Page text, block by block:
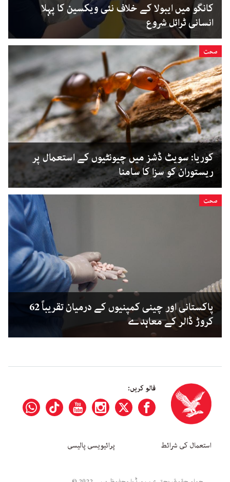
کانگو میں ایبولا کے خلاف نئی ویکسین کا پہلا
انسانی ٹرائل شروع
صحت
کوریا: سویٹ ڈشز میں چیونٹیوں کے استعمال پر
ریستوران کو سزا کا سامنا
صحت
پاکستانی اور چینی کمپنیوں کے درمیان تقریباً 62
کروڑ ڈالر کے معاہدے
فالو کریں:
استعمال کی شرائط پرائیویسی پالیسی